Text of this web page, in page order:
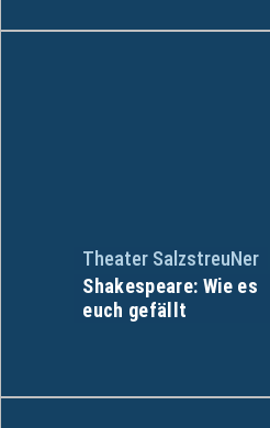
Theater SalzstreuNer
Shakespeare: Wie es
euch gefällt